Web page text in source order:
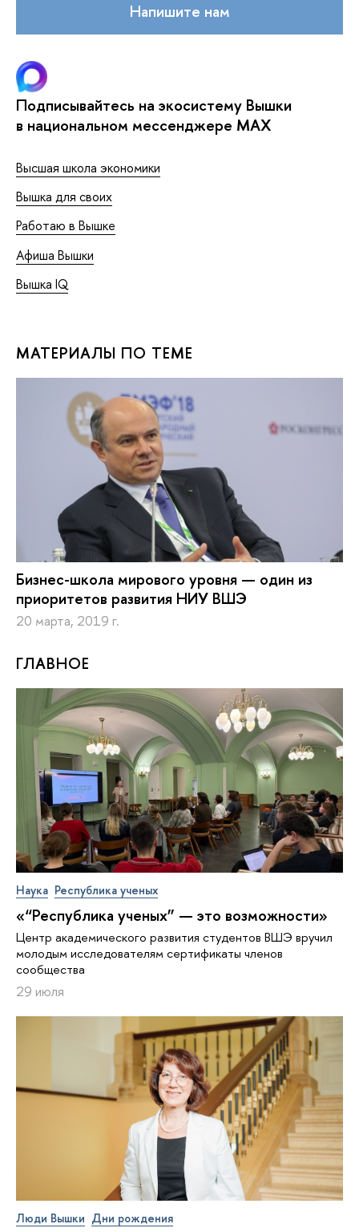
Напишите нам
Подписывайтесь на экосистему Вышки
в национальном мессенджере MAX
Высшая школа экономики
Вышка для своих
Работаю в Вышке
Афиша Вышки
Вышка IQ
МАТЕРИАЛЫ ПО ТЕМЕ
Бизнес-школа мирового уровня — один из
приоритетов развития НИУ ВШЭ
20 марта, 2019 г.
ГЛАВНОЕ
Наука Республика ученых
«“Республика ученых” — это возможности»
Центр академического развития студентов ВШЭ вручил
молодым исследователям сертификаты членов
сообщества
29 июля
Люди Вышки Дни рождения